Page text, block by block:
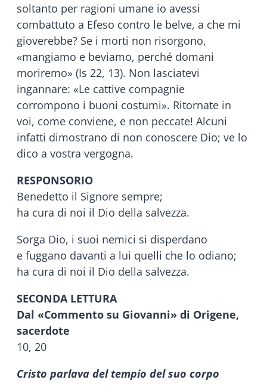
soltanto per ragioni umane io avessi
combattuto a Efeso contro le belve, a che mi
gioverebbe? Se i morti non risorgono,
«mangiamo e beviamo, perché domani
moriremo» (Is 22, 13). Non lasciatevi
ingannare: «Le cattive compagnie
corrompono i buoni costumi». Ritornate in
voi, come conviene, e non peccate! Alcuni
infatti dimostrano di non conoscere Dio; ve lo
dico a vostra vergogna.
RESPONSORIO
Benedetto il Signore sempre;
ha cura di noi il Dio della salvezza.
Sorga Dio, i suoi nemici si disperdano
e fuggano davanti a lui quelli che lo odiano;
ha cura di noi il Dio della salvezza.
SECONDA LETTURA
Dal «Commento su Giovanni» di Origene,
sacerdote
10, 20
Cristo parlava del tempio del suo corpo